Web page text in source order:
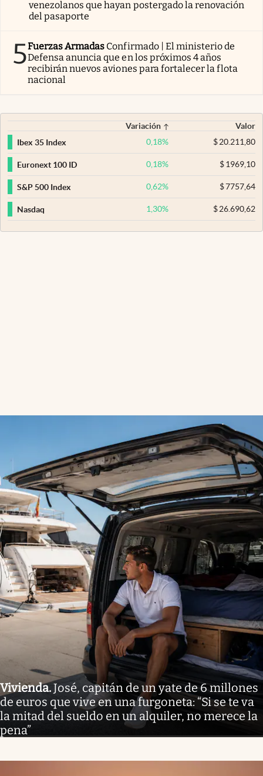
venezolanos que hayan postergado la renovación
del pasaporte
5Fuerzas Armadas Confirmado | El ministerio de
Defensa anuncia que en los próximos 4 años
recibirán nuevos aviones para fortalecer la flota
nacional
Variación
Valor
Ibex 35 Index
0,18% $20.211,80
Euronext 100 ID 0,18% $1969,10
S&P 500 Index 0,62% $7757,64
Nasdaq 1,30% $26.690,62
Vivienda.José, capitán de un yate de 6 millones
de euros que vive en una furgoneta: “Si se te va
la mitad del sueldo en un alquiler, no merece la
pena”